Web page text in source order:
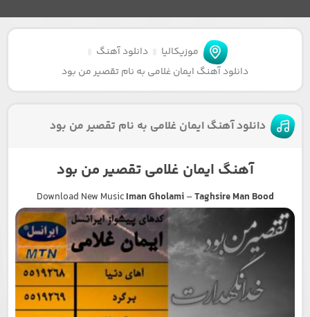
موزیکالیا
دانلود آهنگ
دانلود آهنگ ایمان غلامی به نام تقصیر من بود
دانلود آهنگ ایمان غلامی به نام تقصیر من بود
آهنگ ایمان غلامی تقصیر من بود
Download New MusicIman Gholami–Taghsire Man Bood